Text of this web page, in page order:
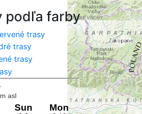
podľa farby
trasy
trasy
trasy